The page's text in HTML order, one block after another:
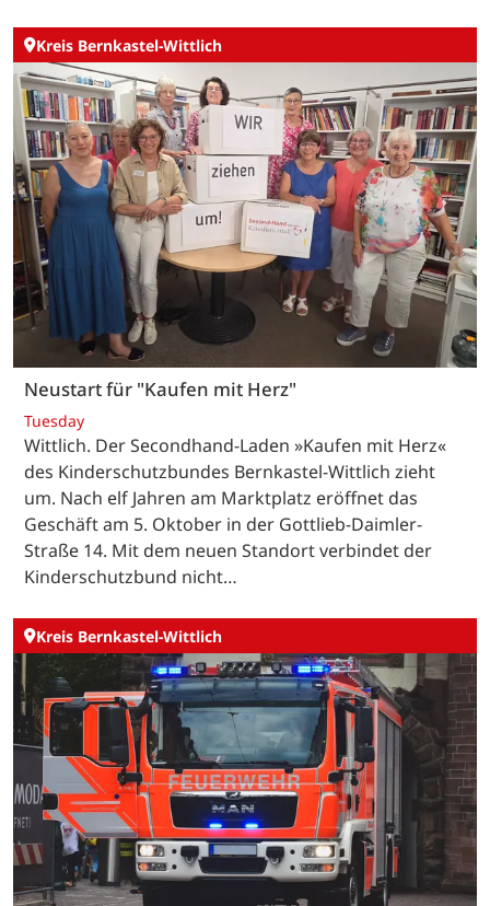
Kreis Bernkastel-Wittlich
Neustart für "Kaufen mit Herz"
Tuesday
Wittlich. Der Secondhand-Laden »Kaufen mit Herz«
des Kinderschutzbundes Bernkastel-Wittlich zieht
um. Nach elf Jahren am Marktplatz eröffnet das
Geschäft am 5. Oktober in der Gottlieb-Daimler-
Straße 14. Mit dem neuen Standort verbindet der
Kinderschutzbund nicht…
Kreis Bernkastel-Wittlich